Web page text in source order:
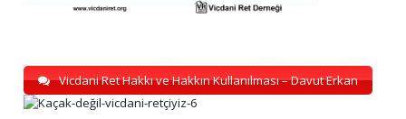
Vicdani Ret Hakkı ve Hakkın Kullanılması – Davut Erkan